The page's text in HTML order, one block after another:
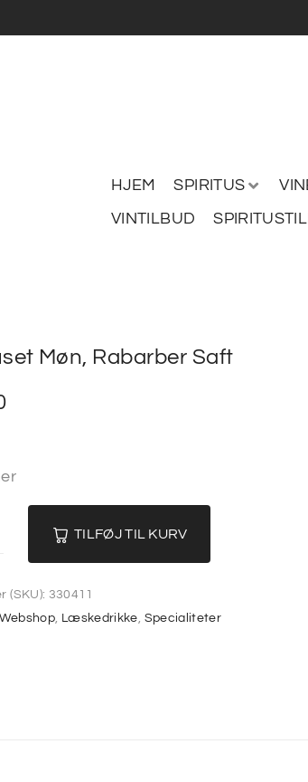
HJEM SPIRITUS
VINTILBUD
Møn, Rabarber Saft
TILFØJ TIL KURV
(SKU): 330411
Webshop, Læskedrikke, Specialiteter